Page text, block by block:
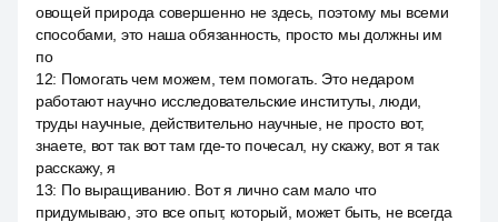
овощей природа совершенно не здесь, поэтому мы всеми
способами, это наша обязанность, просто мы должны им
по
12: Помогать чем можем, тем помогать. Это недаром
работают научно исследовательские институты, люди,
труды научные, действительно научные, не просто вот,
знаете, вот так вот там где-то почесал, ну скажу, вот я так
расскажу, я
13: По выращиванию. Вот я лично сам мало что
придумываю, это все опыт, который, может быть, не всегда